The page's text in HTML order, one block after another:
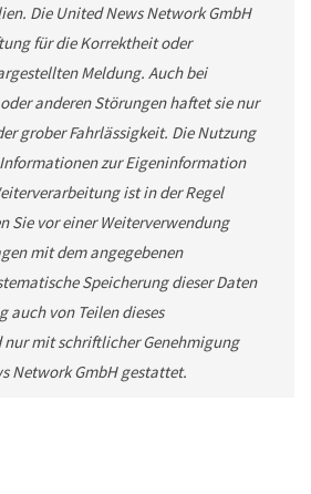
Die United News Network GmbH
für die Korrektheit oder
Meldung. Auch bei
anderen Störungen haftet sie nur
grober Fahrlässigkeit. Die Nutzung
zur Eigeninformation
ist in der Regel
Sie vor einer Weiterverwendung
mit dem angegebenen
Speicherung dieser Daten
auch von Teilen dieses
nur mit schriftlicher Genehmigung
Network GmbH gestattet.